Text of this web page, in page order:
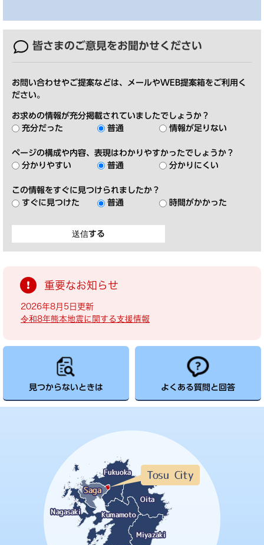
皆さまのご意見をお聞かせください
お問い合わせやご提案などは、メールやWEB提案箱をご利用く
ださい。
お求めの情報が充分掲載されていましたでしょうか？
充分だった
普通 情報が足りない
ページの構成や内容、表現はわかりやすかったでしょうか？
分かりやすい
普通 分かりにくい
この情報をすぐに見つけられましたか？
すぐに見つけた
普通 時間がかかった
重要なお知らせ
2026年8月5日更新
令和8年熊本地震に関する支援情報
見つからないときは よくある質問と回答